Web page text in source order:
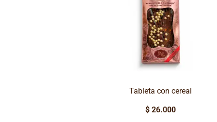
Tableta con cereal
$ 26.000